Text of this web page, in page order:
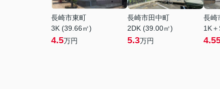
長崎市東町
3K (39.66㎡)
4.5万円
長崎市田中町
2DK (39.00㎡)
5.3万円
長崎
1K